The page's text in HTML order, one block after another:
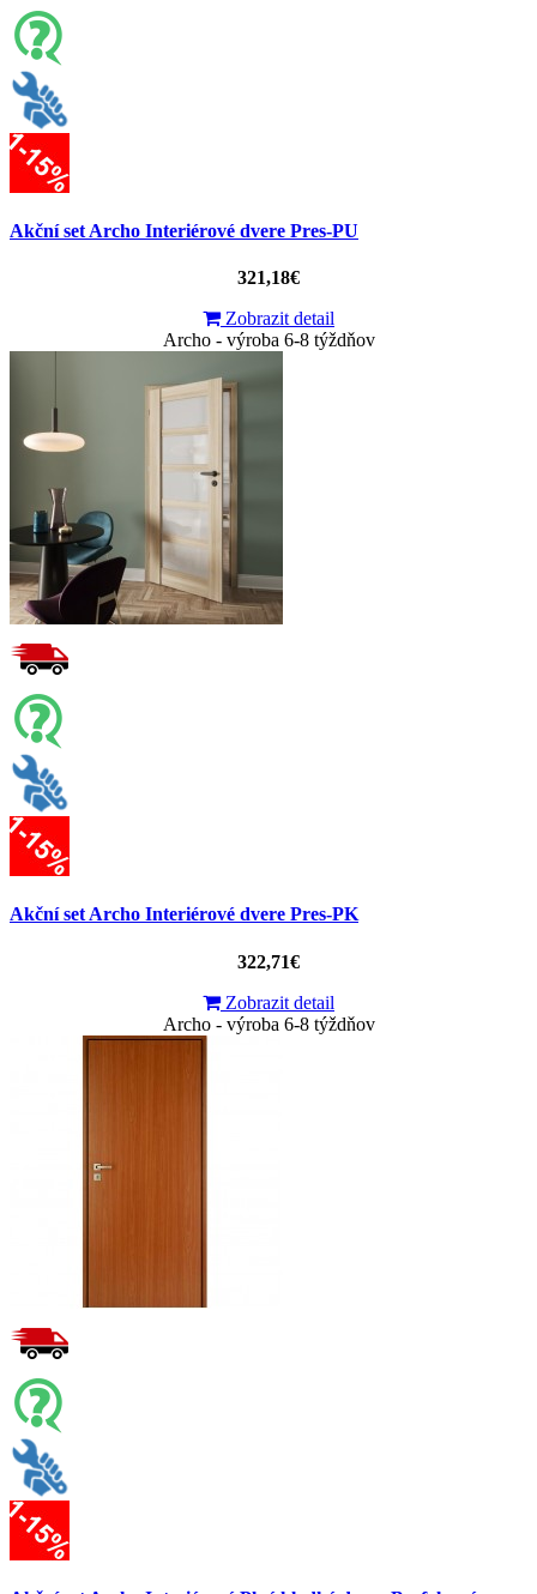
Akční set Archo Interiérové dvere Pres-PU
321,18€
Zobrazit detail
Archo - výroba 6-8 týždňov
Akční set Archo Interiérové dvere Pres-PK
322,71€
Zobrazit detail
Archo - výroba 6-8 týždňov